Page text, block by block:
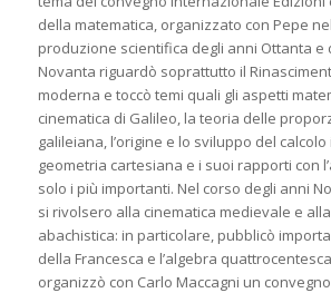
della matematica,organizzato con Pepe nel
produzione scientifica degli anni Ottanta e
Novanta riguardò soprattutto il
moderna e toccò temi quali gli aspetti
cinematica di Galileo, la teoria delle
galileiana, l’origine e lo sviluppo del
geometria cartesiana e i suoi rapporti con
solo i più importanti. Nel corso degli anni
si rivolsero alla cinematica medievale e
abachistica: in particolare, pubblicò
della Francesca e l’algebra
organizzò con Carlo Maccagni un